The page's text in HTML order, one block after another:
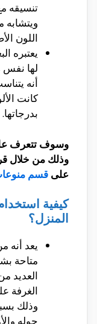
تنسيقه
اللون
يعتبره
لها نفس
أنه
كانت
بدرجاتها.
وسوف تتعرف
وذلك من خلال
على قسم
كيفية
المنزل؟
يعد أنه
متاحة
العديد
الغرفة
وذلك
حوله